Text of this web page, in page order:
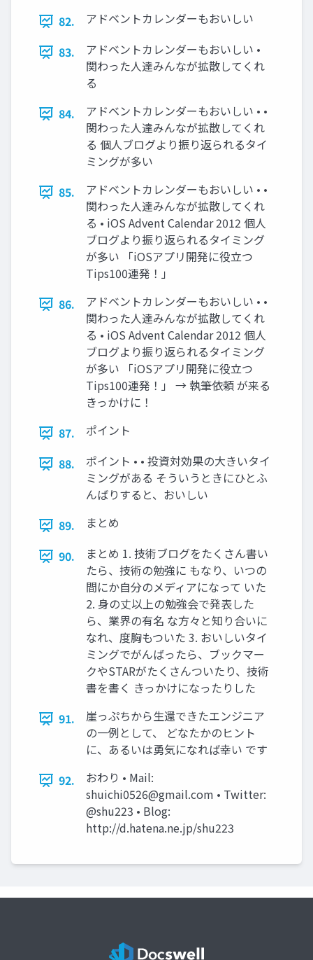
82.
アドベントカレンダーもおいしい
83.
アドベントカレンダーもおいしい •
関わった人達みんなが拡散してくれ
る
84.
アドベントカレンダーもおいしい • •
関わった人達みんなが拡散してくれ
る 個人ブログより振り返られるタイ
ミングが多い
85.
アドベントカレンダーもおいしい • •
関わった人達みんなが拡散してくれ
る • iOS Advent Calendar 2012 個人
ブログより振り返られるタイミング
が多い 「iOSアプリ開発に役立つ
Tips100連発！」
86.
アドベントカレンダーもおいしい • •
関わった人達みんなが拡散してくれ
る • iOS Advent Calendar 2012 個人
ブログより振り返られるタイミング
が多い 「iOSアプリ開発に役立つ
Tips100連発！」 → 執筆依頼 が来る
きっかけに！
87.
ポイント
88.
ポイント • • 投資対効果の大きいタイ
ミングがある そういうときにひとふ
んばりすると、おいしい
89.
まとめ
90.
まとめ 1. 技術ブログをたくさん書い
たら、技術の勉強に もなり、いつの
間にか自分のメディアになって いた
2. 身の丈以上の勉強会で発表した
ら、業界の有名 な方々と知り合いに
なれ、度胸もついた 3. おいしいタイ
ミングでがんばったら、ブックマー
クやSTARがたくさんついたり、技術
書を書く きっかけになったりした
91.
崖っぷちから生還できたエンジニア
の一例として、 どなたかのヒント
に、あるいは勇気になれば幸い です
92.
おわり • Mail:
shuichi0526@gmail.com • Twitter:
@shu223 • Blog:
http://d.hatena.ne.jp/shu223